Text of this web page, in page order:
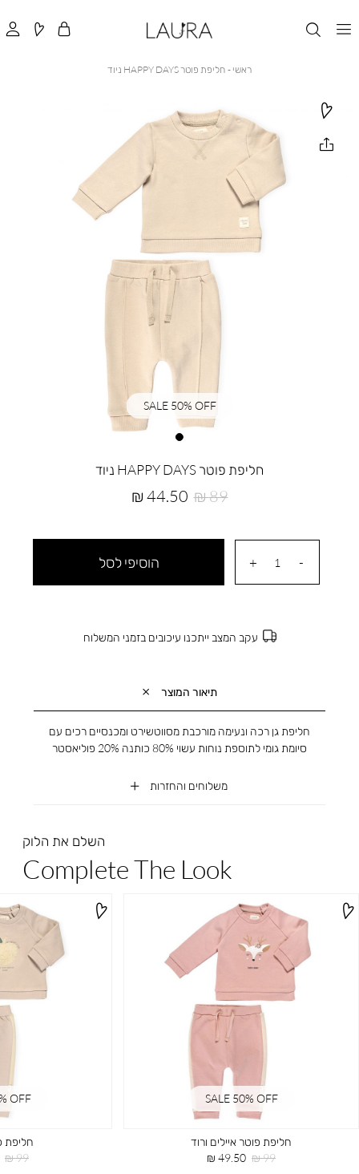
ראשי ראשי
חליפת פוטר HAPPY DAYS ניוד
חליפת
חליפת פוטר HAPPY DAYS ניוד
מחיר
44.50 ₪ מחיר
89 ₪
הוסיפי לסל
עקב המצב ייתכנו עיכובים בזמני המשלוח
תיאור המוצר
משלוחים והחזרות
חליפת גן רכה ונעימה מורכבת מסווטשירט ומכנסיים רכים עם
סיומת גומי לתוספת נוחות עשוי 80% כותנה 20% פוליאסטר
SALE 50% OFF
השלם את הלוק
Complete The Look
SALE 50% OFF
חליפת פוטר איילים ורוד
מחיר
49.50 ₪
מחיר
99 ₪
OFF
חליפת
מחיר
99 ₪